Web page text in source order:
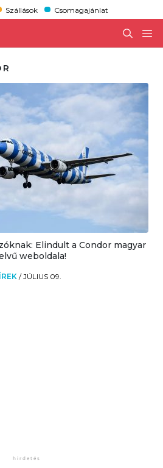
Szállások Csomagajánlat
Elindult a Condor magyar
weboldala!
/JÚLIUS 09.